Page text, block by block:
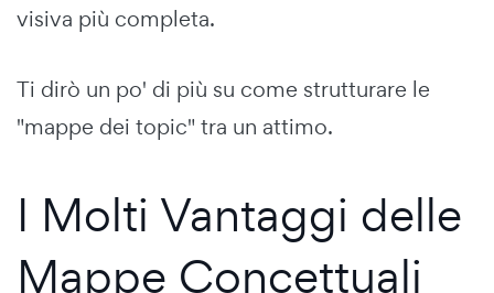
visiva più completa.
Ti dirò un po' di più su come strutturare le
"mappe dei topic" tra un attimo.
I Molti Vantaggi delle
Mappe Concettuali